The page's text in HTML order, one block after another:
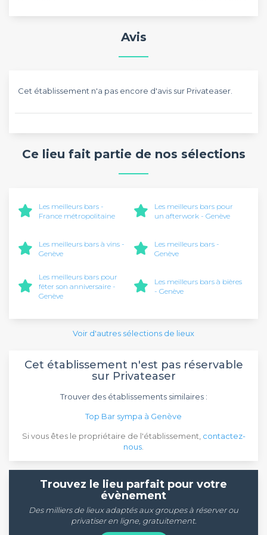
Avis
Cet établissement n'a pas encore d'avis sur Privateaser.
Ce lieu fait partie de nos sélections
Les meilleurs bars -
France métropolitaine
Les meilleurs bars pour
un afterwork - Genève
Les meilleurs bars à vins -
Genève
Les meilleurs bars -
Genève
Les meilleurs bars pour
fêter son anniversaire -
Genève
Les meilleurs bars à bières
- Genève
Voir d'autres sélections de lieux
Cet établissement n'est pas réservable
sur Privateaser
Trouver des établissements similaires :
Top Bar sympa à Genève
Si vous êtes le propriétaire de l'établissement, contactez-
nous
Trouvez le lieu parfait pour votre
évènement
Des milliers de lieux adaptés aux groupes à réserver ou
privatiser en ligne, gratuitement.